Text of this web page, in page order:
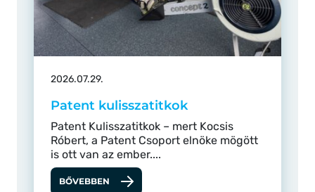
2026.07.29.
Patent kulisszatitkok
Patent Kulisszatitkok – mert Kocsis
Róbert, a Patent Csoport elnöke mögött
is ott van az ember....
BŐVEBBEN